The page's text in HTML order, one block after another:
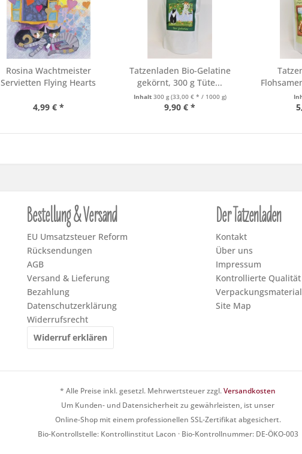
Rosina Wachtmeister
Servietten Flying Hearts
4,99 € *
Tatzenladen Bio-Gelatine
gekörnt, 300 g Tüte...
Inhalt 300 g(33,00 € * / 1000 g)
9,90 € *
Bestellung & Versand
EU Umsatzsteuer Reform
Rücksendungen
AGB
Versand & Lieferung
Bezahlung
Datenschutzerklärung
Widerrufsrecht
Widerruf erklären
Der Tatzenladen
Kontakt
Über uns
Impressum
Kontrollierte Qualität
Verpackungsmaterial
Site Map
* Alle Preise inkl. gesetzl. Mehrwertsteuer zzgl.Versandkosten
Um Kunden- und Datensicherheit zu gewährleisten, ist unser
Online-Shop mit einem professionellen SSL-Zertifikat abgesichert.
Bio-Kontrollstelle: Kontrollinstitut Lacon · Bio-Kontrollnummer: DE-ÖKO-003